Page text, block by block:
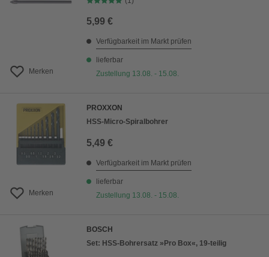
Merken
5,99 €
Verfügbarkeit im Markt prüfen
lieferbar
Zustellung 13.08. - 15.08.
Merken
PROXXON
HSS-Micro-Spiralbohrer
5,49 €
Verfügbarkeit im Markt prüfen
lieferbar
Zustellung 13.08. - 15.08.
BOSCH
Set: HSS-Bohrersatz »Pro Box«, 19-teilig